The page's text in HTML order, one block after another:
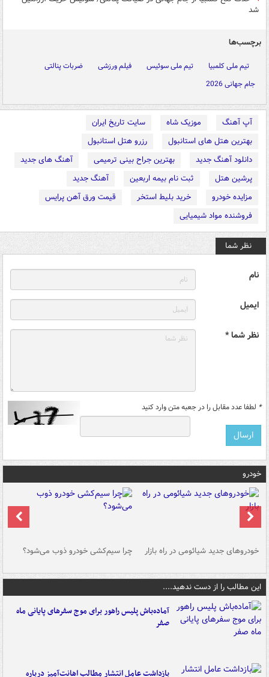
شد
برچسب‌ها
تیم ملی کلمبیا تیم ملی سوئیس فیلم ورزشی
ضربات پنالتی
جام جهانی 2026
آپ آهنگ موزیک شاه
سایت تاریخ ایران
بهترین هتل های استانبول
رزرو هتل استانبول
دانلود آهنگ جدید
بهترین جراح بینی ترمیمی
آهنگ های جدید
پرشین هتل
ثبت نام بیمه اربعین
آهنگ جدید
مزایده خودرو
خرید بلیط استخر
قیمت ورق آهن پرایس
فروشنده مواد شیمیایی
نظر شما
نام
ایمیل
نظر شما *
* لطفا عدد مقابل را در جعبه متن وارد کنید
خودرو
خودروهای جدید شیائومی در راه بازار چرا سیم‌کشی خودرو ذوب می‌شود؟
این مطالب را از دست ندهید....
آماده‌باش پلیس راهور برای موج سفرهای پایانی ماه
صفر
بازداشت عامل انتشار مطالب اهانت‌آمیز درباره